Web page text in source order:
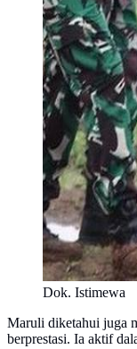
Dok. Istimewa
Maruli diketahui juga
berprestasi. Ia aktif